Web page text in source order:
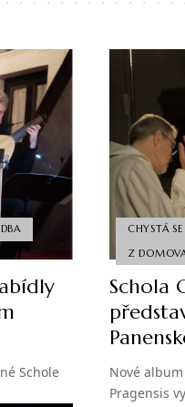
Schole
CHYSTÁ SE
Z
Schola
Nové
Pragensis